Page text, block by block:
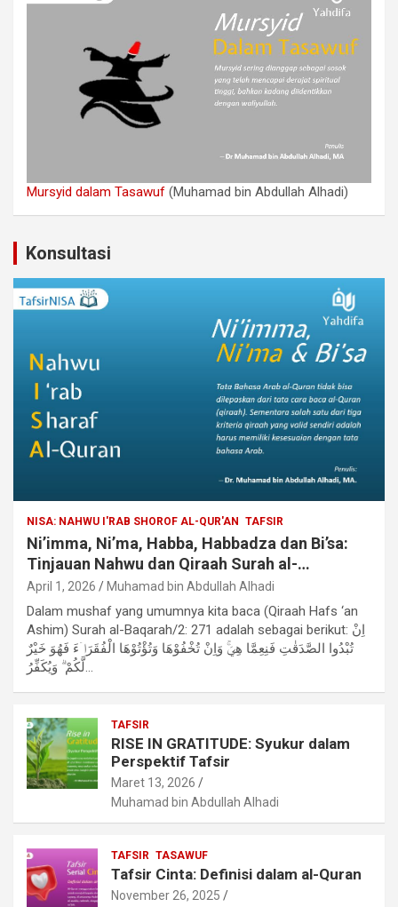
Mursyid dalam Tasawuf (Muhamad bin Abdullah Alhadi)
Konsultasi
NISA: NAHWU I'RAB SHOROF AL-QUR'AN TAFSIR
Ni’imma, Ni’ma, Habba, Habbadza dan Bi’sa:
Tinjauan Nahwu dan Qiraah Surah al-
Baqarah/2: 271
April 1, 2026 Muhamad bin Abdullah Alhadi
Dalam mushaf yang umumnya kita baca (Qiraah Hafs ‘an
Ashim) Surah al-Baqarah/2: 271 adalah sebagai berikut: اِنْ
تُبْدُوا الصَّدَقٰتِ فَنِعِمَّا هِيَۚ وَاِنْ تُخْفُوْهَا وَتُؤْتُوْهَا الْفُقَرَاۤءَ فَهُوَ خَيْرٌ
لَّكُمْ ۗ وَيُكَفِّرُ…
TAFSIR
RISE IN GRATITUDE: Syukur dalam
Perspektif Tafsir
Maret 13, 2026
Muhamad bin Abdullah Alhadi
TAFSIR TASAWUF
Tafsir Cinta: Definisi dalam al-Quran
November 26, 2025